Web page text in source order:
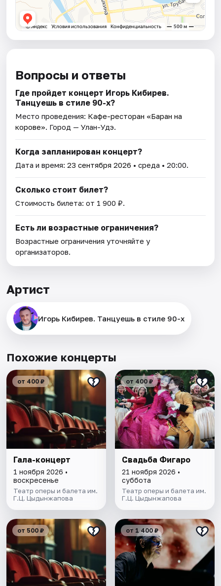
Вопросы и ответы
Где пройдет концерт Игорь Кибирев.
Танцуешь в стиле 90-х?
Место проведения: Кафе-ресторан «Баран на
корове». Город — Улан-Удэ.
Когда запланирован концерт?
Дата и время:23 сентября 2026 • среда • 20:00.
Сколько стоит билет?
Стоимость билета: от 1 900 ₽.
Есть ли возрастные ограничения?
Возрастные ограничения уточняйте у
организаторов.
Артист
Игорь Кибирев. Танцуешь в стиле 90-х
Похожие концерты
от 400 ₽
Гала-концерт
1 ноября 2026 •
воскресенье
Театр оперы и балета им.
Г.Ц. Цыдынжапова
от 400 ₽
Свадьба Фигаро
21 ноября 2026 •
суббота
Театр оперы и балета им.
Г.Ц. Цыдынжапова
от 500 ₽ от 1 400 ₽